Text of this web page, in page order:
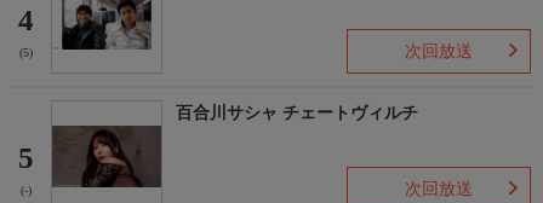
4
(5) 次回放送
5
(-)
百合川サシャ チェートヴィルチ
次回放送